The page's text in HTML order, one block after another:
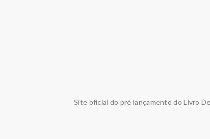
Site oficial do pré lançamento do Livro